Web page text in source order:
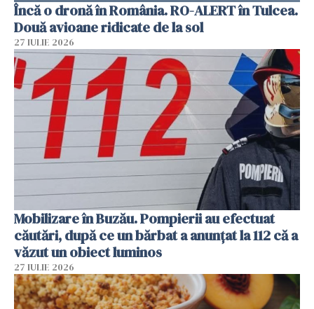
Încă o dronă în România. RO-ALERT în Tulcea.
Două avioane ridicate de la sol
27 IULIE 2026
Mobilizare în Buzău. Pompierii au efectuat
căutări, după ce un bărbat a anunțat la 112 că a
văzut un obiect luminos
27 IULIE 2026